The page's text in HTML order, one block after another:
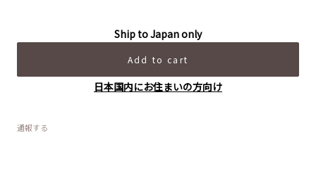
Ship to Japan only
Add to cart
日本国内にお住まいの方向け
通報する